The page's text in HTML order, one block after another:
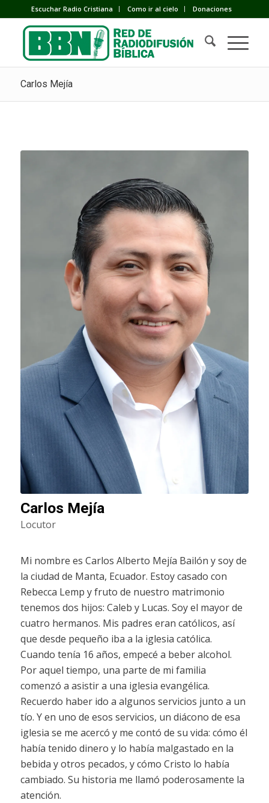
Escuchar Radio Cristiana Como ir al cielo Donaciones
Carlos Mejía
Carlos Mejía
Locutor
Mi nombre es Carlos Alberto Mejía Bailón y soy de
la ciudad de Manta, Ecuador. Estoy casado con
Rebecca Lemp y fruto de nuestro matrimonio
tenemos dos hijos: Caleb y Lucas. Soy el mayor de
cuatro hermanos. Mis padres eran católicos, así
que desde pequeño iba a la iglesia católica.
Cuando tenía 16 años, empecé a beber alcohol.
Por aquel tiempo, una parte de mi familia
comenzó a asistir a una iglesia evangélica.
Recuerdo haber ido a algunos servicios junto a un
tío. Y en uno de esos servicios, un diácono de esa
iglesia se me acercó y me contó de su vida: cómo él
había tenido dinero y lo había malgastado en la
bebida y otros pecados, y cómo Cristo lo había
cambiado. Su historia me llamó poderosamente la
atención.